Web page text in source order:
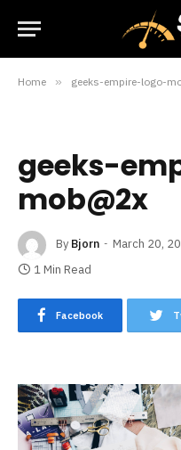
Home » geeks-empire-logo-
geeks-
mob@2x
By Bjorn March 20,
1 Min Read
Facebook